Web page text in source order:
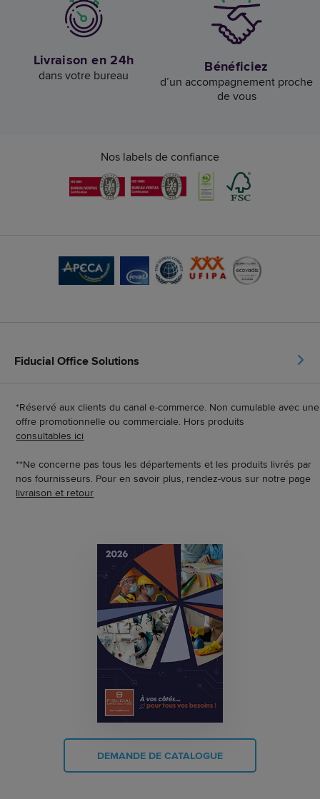
Livraison en 24h
dans votre bureau Bénéficiez
d’un accompagnement proche
de vous
Nos labels de confiance
Fiducial Office Solutions
*Réservé aux clients du canal e-commerce. Non cumulable avec une
offre promotionnelle ou commerciale. Hors produits
consultables ici
**Ne concerne pas tous les départements et les produits livrés par
nos fournisseurs. Pour en savoir plus, rendez-vous sur notre page
livraison et retour
DEMANDE DE CATALOGUE